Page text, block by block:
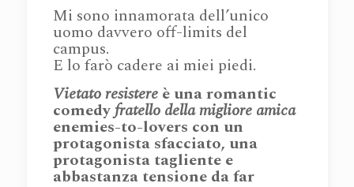
Mi sono innamorata dell’unico
uomo davvero off-limits del
campus.
E lo farò cadere ai miei piedi.
Vietato resistereè una romantic
comedyfratello della migliore amica
enemies-to-lovers con un
protagonista sfacciato, una
protagonista tagliente e
abbastanza tensione da far